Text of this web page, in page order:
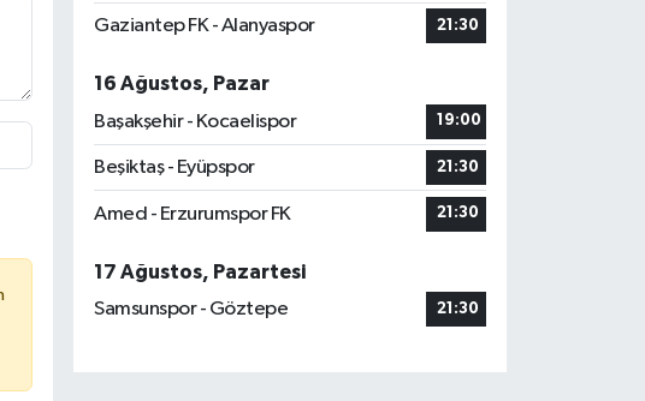
Gaziantep FK - Alanyaspor 21:30
16 Ağustos, Pazar
Başakşehir - Kocaelispor
19:00
Beşiktaş - Eyüpspor 21:30
Amed - Erzurumspor FK 21:30
17 Ağustos, Pazartesi
Samsunspor - Göztepe
21:30